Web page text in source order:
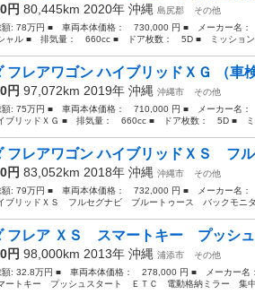
円 80,445km 2020年 沖縄 島尻郡
その他
: 78万円 ■ 車両本体価格： 730,000 円 ■ メーカー名
ャル ■ 排気量： 660cc ■ ドア枚数： 5D ■ ミッション
フレアワゴン ハイブリッドＸＧ （車
円 97,072km 2019年 沖縄 沖縄市
その他
: 75万円 ■ 車両本体価格： 710,000 円 ■ メーカー名
ブリッドＸＧ ■ 排気量： 660cc ■ ドア枚数： 5D ■ ミ
フレアワゴン ハイブリッドＸＳ フ
円 83,052km 2018年 沖縄 沖縄市
その他
: 79万円 ■ 車両本体価格： 732,000 円 ■ メーカー名
リッドＸＳ フルセグナビ ブルートゥース バックモニ
フレア ＸＳ スマートキー プッシ
円 98,000km 2013年 沖縄 浦添市
その他
: 32.8万円 ■ 車両本体価格： 278,000 円 ■ メーカー
ートキー プッシュスタート ＥＴＣ 電動格納ミラー 集中